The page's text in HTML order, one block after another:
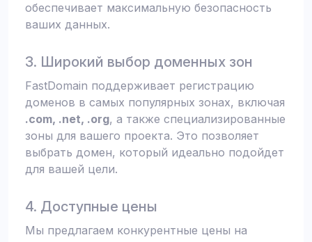
обеспечивает максимальную безопасность
ваших данных.
3. Широкий выбор доменных зон
FastDomain поддерживает регистрацию
доменов в самых популярных зонах, включая
.com, .net, .org, а также специализированные
зоны для вашего проекта. Это позволяет
выбрать домен, который идеально подойдет
для вашей цели.
4. Доступные цены
Мы предлагаем конкурентные цены на